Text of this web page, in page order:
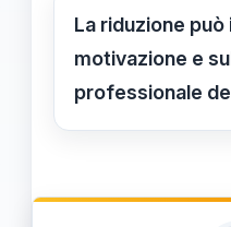
di risorse e
rafforzando la
attenzione al
La riduzione
motivazione e
professionale
Sì, una minore
senso di